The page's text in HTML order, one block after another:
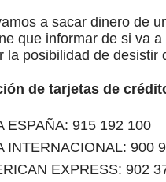
a sacar dinero de
que informar de si va
la posibilidad de desistir
de tarjetas de
ESPAÑA: 915 192 100
INTERNACIONAL: 900
EXPRESS: 902